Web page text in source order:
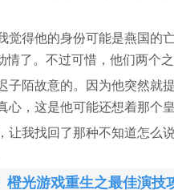
得他的身份可能是燕国的
了。不过可惜，他们两个
陌故意的。因为他突然就
，这是他可能还想着那个
找回了那种不知道怎么说
光游戏重生之最佳演技